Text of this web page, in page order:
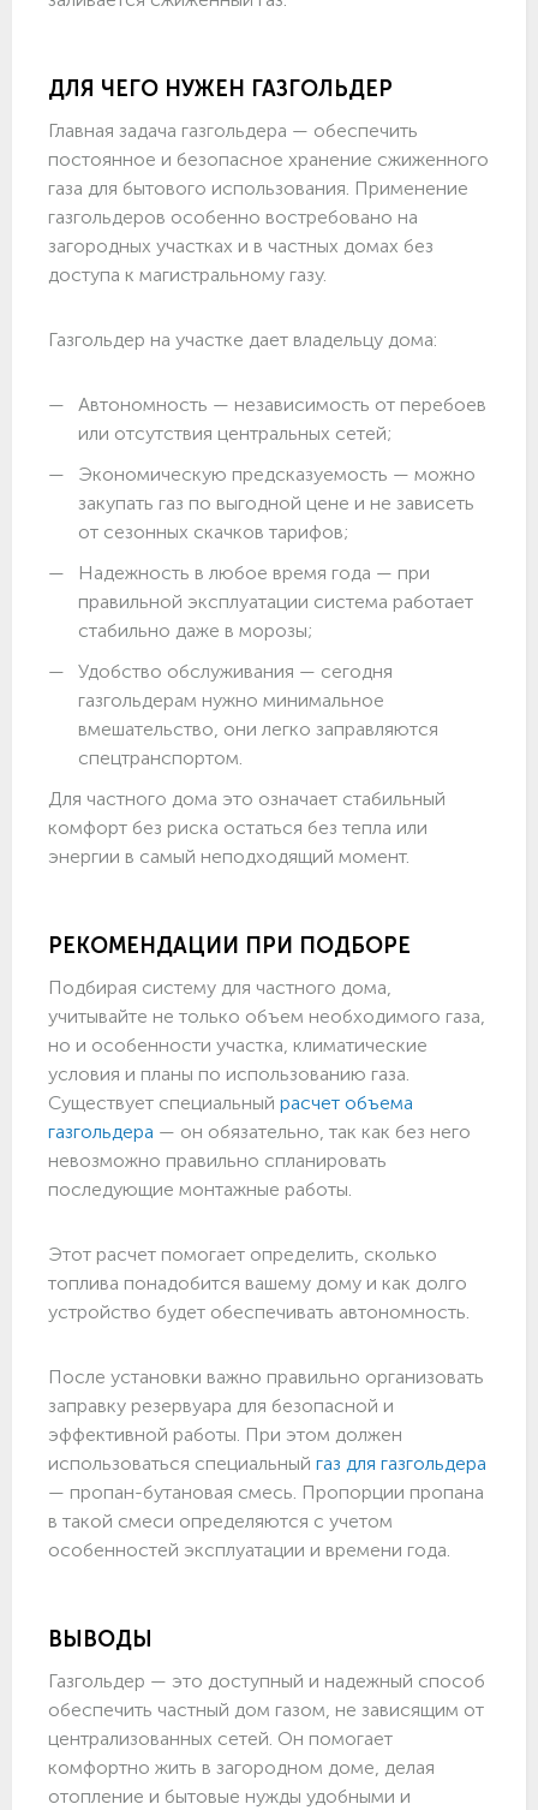
ДЛЯ ЧЕГО НУЖЕН ГАЗГОЛЬДЕР
Главная задача газгольдера — обеспечить
постоянное и безопасное хранение сжиженного
газа для бытового использования. Применение
газгольдеров особенно востребовано на
загородных участках и в частных домах без
доступа к магистральному газу.
Газгольдер на участке дает владельцу дома:
Автономность — независимость от перебоев
или отсутствия центральных сетей;
Экономическую предсказуемость — можно
закупать газ по выгодной цене и не зависеть
от сезонных скачков тарифов;
Надежность в любое время года — при
правильной эксплуатации система работает
стабильно даже в морозы;
Удобство обслуживания — сегодня
газгольдерам нужно минимальное
вмешательство, они легко заправляются
спецтранспортом.
Для частного дома это означает стабильный
комфорт без риска остаться без тепла или
энергии в самый неподходящий момент.
РЕКОМЕНДАЦИИ ПРИ ПОДБОРЕ
Подбирая систему для частного дома,
учитывайте не только объем необходимого газа,
но и особенности участка, климатические
условия и планы по использованию газа.
Существует специальный расчет объема
газгольдера — он обязательно, так как без него
невозможно правильно спланировать
последующие монтажные работы.
Этот расчет помогает определить, сколько
топлива понадобится вашему дому и как долго
устройство будет обеспечивать автономность.
После установки важно правильно организовать
заправку резервуара для безопасной и
эффективной работы. При этом должен
использоваться специальный газ для газгольдера
— пропан-бутановая смесь. Пропорции пропана
в такой смеси определяются с учетом
особенностей эксплуатации и времени года.
ВЫВОДЫ
Газгольдер — это доступный и надежный способ
обеспечить частный дом газом, не зависящим от
централизованных сетей. Он помогает
комфортно жить в загородном доме, делая
отопление и бытовые нужды удобными и